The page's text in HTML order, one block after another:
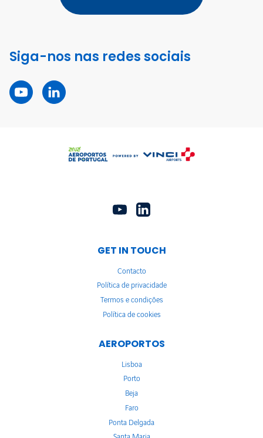
Siga-nos nas redes sociais
GET IN TOUCH
Contacto
Política de privacidade
Termos e condições
Política de cookies
AEROPORTOS
Lisboa
Porto
Beja
Faro
Ponta Delgada